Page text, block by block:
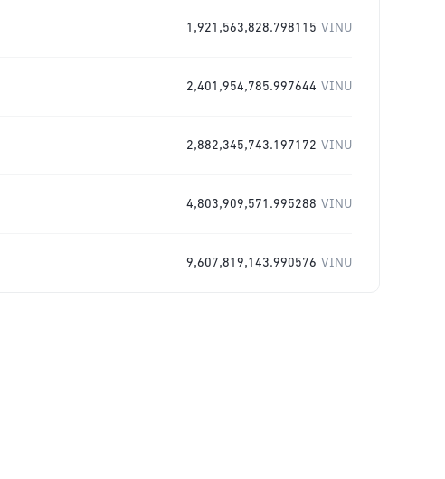
1,921,563,828.798115 VINU
2,401,954,785.997644 VINU
2,882,345,743.197172 VINU
4,803,909,571.995288 VINU
9,607,819,143.990576 VINU